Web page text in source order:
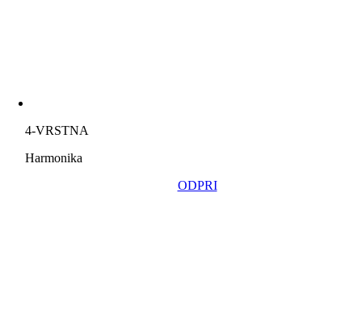
4-VRSTNA
Harmonika
ODPRI